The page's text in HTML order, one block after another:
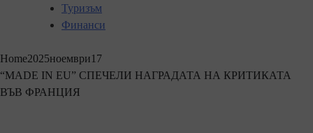
Туризъм
Финанси
Home2025ноември17
“MADE IN EU” СПЕЧЕЛИ НАГРАДАТА НА КРИТИКАТА
ВЪВ ФРАНЦИЯ